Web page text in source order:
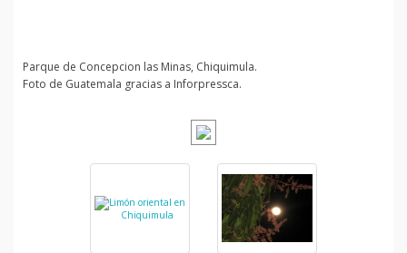
Parque de Concepcion las Minas, Chiquimula.
Foto de Guatemala gracias a Inforpressca.